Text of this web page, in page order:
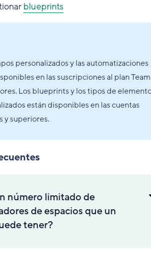
blueprints
personalizados y las automatizaciones
en las suscripciones al plan Team
Los blueprints y los tipos de
están disponibles en las cuentas
y superiores.
número limitado de
de espacios que un
tener?